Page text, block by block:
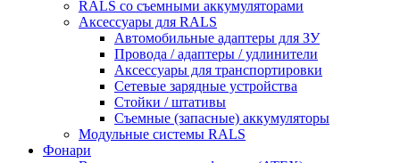
RALS со съемными аккумуляторами
Аксессуары для RALS
Автомобильные адаптеры для ЗУ
Провода / адаптеры / удлинители
Аксессуары для транспортировки
Сетевые зарядные устройства
Стойки / штативы
Съемные (запасные) аккумуляторы
Модульные системы RALS
Фонари